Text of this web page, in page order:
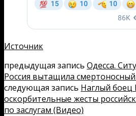
Источник
предыдущая запись Одесса.
Россия вытащила
следующая запись Наглый боец
оскорбительные жесты
по заслугам (Видео)